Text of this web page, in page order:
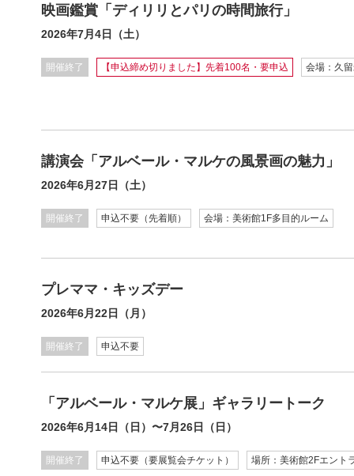
映画鑑賞「ディリリとパリの時間旅行」
2026年7月4日（土）
開催終了 【申込締め切りました】先着100名・要申込 会場：久
講演会「アルベール・マルケの風景画の魅力」
2026年6月27日（土）
開催終了 申込不要（先着順） 会場：美術館1F多目的ルーム
プレママ・キッズデー
2026年6月22日（月）
開催終了 申込不要
「アルベール・マルケ展」ギャラリートーク
2026年6月14日（日）〜7月26日（日）
開催終了 申込不要（要展覧会チケット） 場所：美術館2Fエント